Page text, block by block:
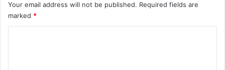
Your email address will not be published. Required fields are
marked *